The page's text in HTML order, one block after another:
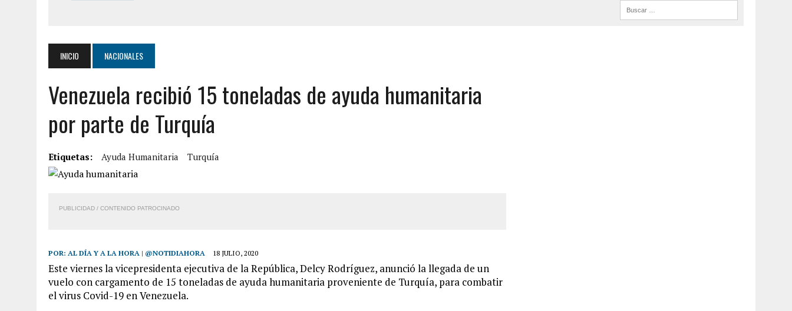
3 AGOSTO, 2026 | LA INCREÍBLE FORMA EN LA QUE SOBREVIVIÓ UN HOMBRE Y SU FAMILIA TRAS LOS TERREMOTOS: CAYERON DESDE EL PISO NUEVE DEL
EDIFICIO PETUNIA
7 AGOSTO, 2026
FUGA DE GAS GENERÓ EXPLOSIÓN EN LOCAL COMERCIAL DE CHACAO
7 AGOSTO, 2026
|
HOMBRE ASESINÓ A SU TÍA CON UN PUÑAL Y DEJÓ HERIDAS A SU PRIMA Y A OTRO FAMILIAR EN BOLÍVAR
7 AGOSTO, 2026
LOCALIZARON CUERPO DE ‘LA SEÑORA DE LAS UÑAS BONITAS’ 42 DÍAS DESPUÉS DE LOS TERREMOTOS EN LA GUAIRA
INICIO NACIONALES
Venezuela recibió 15 toneladas de ayuda humanitaria
por parte de Turquía
Etiquetas: Ayuda Humanitaria Turquía
PUBLICIDAD / CONTENIDO PATROCINADO
POR: AL DÍA Y A LA HORA | @NOTIDIAHORA 18 JULIO, 2020
Este viernes la vicepresidenta ejecutiva de la República, Delcy Rodríguez, anunció la llegada de un
vuelo con cargamento de 15 toneladas de ayuda humanitaria proveniente de Turquía, para combatir
el virus Covid-19 en Venezuela.